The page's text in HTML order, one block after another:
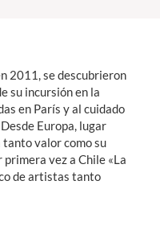
2011, se descubrieron
su incursión en la
en París y al cuidado
Europa, lugar
valor como su
vez a Chile «La
de artistas tanto